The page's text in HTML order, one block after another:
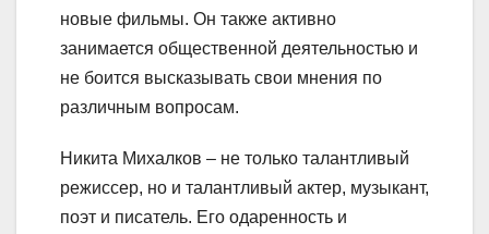
новые фильмы. Он также активно
занимается общественной деятельностью и
не боится высказывать свои мнения по
различным вопросам.
Никита Михалков – не только талантливый
режиссер, но и талантливый актер, музыкант,
поэт и писатель. Его одаренность и